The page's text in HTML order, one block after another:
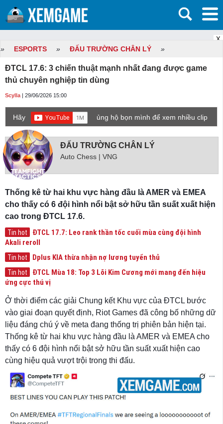
X
» ESPORTS » ĐẤU TRƯỜNG CHÂN LÝ »
ĐTCL 17.6: 3 chiến thuật mạnh nhất đang được game
thủ chuyên nghiệp tin dùng
Scylla | 29/06/2026 15:00
Hãy
ủng hộ bọn mình để xem nhiều clip
game mới hơn nhé!
ĐẤU TRƯỜNG CHÂN LÝ
Auto Chess | VNG
Thống kê từ hai khu vực hàng đầu là AMER và EMEA
cho thấy có 6 đội hình nổi bật sở hữu tần suất xuất hiện
cao trong ĐTCL 17.6.
Tin hot
ĐTCL 17.7: Leo rank thần tốc cuối mùa cùng đội hình
Akali reroll
Tin hot Dplus KIA thừa nhận nợ lương tuyển thủ
Tin hot
ĐTCL Mùa 18: Top 3 Lõi Kim Cương mới mang đến hiệu
ứng cực thú vị
Ở thời điểm các giải Chung kết Khu vực của ĐTCL bước
vào giai đoạn quyết định, Riot Games đã công bố những dữ
liệu đáng chú ý về meta đang thống trị phiên bản hiện tại.
Thống kê từ hai khu vực hàng đầu là AMER và EMEA cho
thấy có 6 đội hình nổi bật sở hữu tần suất xuất hiện cao
cùng hiệu quả vượt trội trong thi đấu.